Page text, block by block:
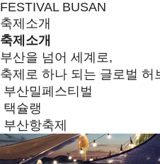
FESTIVAL BUSAN
축제소개
축제소개
부산을 넘어 세계로,
축제로 하나 되는 글로벌 허
부산밀페스티벌
택슐랭
부산항축제